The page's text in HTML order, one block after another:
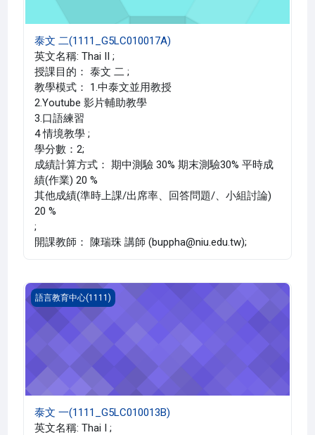
泰文 二(1111_G5LC010017A)
英文名稱: Thai II ;
授課目的： 泰文 二 ;
教學模式： 1.中泰文並用教授
2.Youtube 影片輔助教學
3.口語練習
4 情境教學 ;
學分數：2;
成績計算方式： 期中測驗 30% 期末測驗30% 平時成
績(作業) 20 %
其他成績(準時上課/出席率、回答問題/、小組討論)
20 %
;
開課教師： 陳瑞珠 講師 (buppha@niu.edu.tw);
泰文 一(1111_G5LC010013B)
語言教育中心(1111)
泰文 一(1111_G5LC010013B)
英文名稱: Thai I ;